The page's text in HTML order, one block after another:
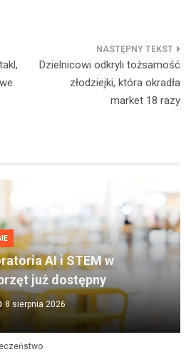
Dzielnicowi odkryli tożsamość
złodziejki, która okradła
market 18 razy
AI i STEM w
już dostępny
8 sierpnia 2026